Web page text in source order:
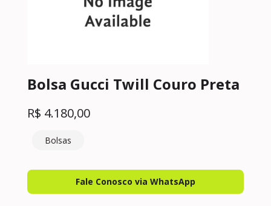
Bolsa Gucci Twill Couro Preta
R$ 4.180,00
Bolsas
Fale Conosco via WhatsApp